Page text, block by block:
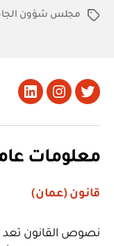
الوسوممجلس شؤون
تويتر Instagram
معلومات
قانون (عمان)
نصوص القانون تعد